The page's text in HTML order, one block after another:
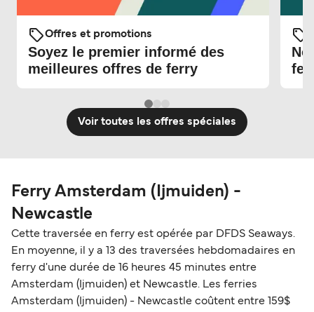
Offres et promotions
Soyez le premier informé des
meilleures offres de ferry
Voir toutes les offres spéciales
Ferry Amsterdam (Ijmuiden) -
Newcastle
Cette traversée en ferry est opérée par DFDS Seaways.
En moyenne, il y a 13 des traversées hebdomadaires en
ferry d'une durée de 16 heures 45 minutes entre
Amsterdam (Ijmuiden) et Newcastle. Les ferries
Amsterdam (Ijmuiden) - Newcastle coûtent entre 159$